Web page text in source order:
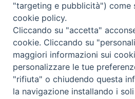
DIOCESI DI FANO FOSSOMBRONE
118 - 61032
Tel. 0721 803737 o 826044 | Cod.
Note legali|
© TUTTI I DIRITTI
"targeting e pubblicità") come
cookie policy.
Cliccando su "accetta"
cookie. Cliccando su
maggiori informazioni sui
personalizzare le tue
"rifiuta" o chiudendo questa
la navigazione installando i